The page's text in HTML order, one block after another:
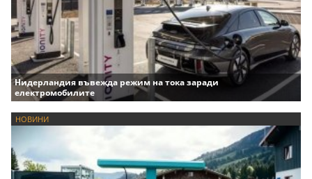
Нидерландия въвежда режим на тока заради
електромобилите
НОВИНИ